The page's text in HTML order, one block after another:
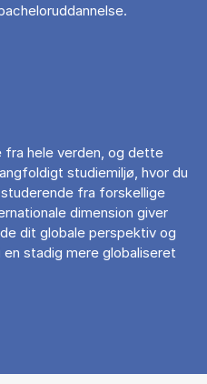
hele verden, og dette
studiemiljø, hvor du
fra forskellige
dimension giver
dit globale perspektiv og
stadig mere globaliseret